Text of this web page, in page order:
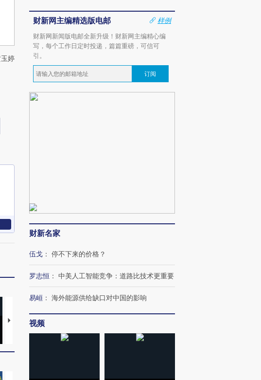
婷
视线｜HYROX的吸金
术：是什么让中产们甘
财新网主编精选版电邮
样例
财新网新闻版电邮全新升级！财新网主编精心编
写，每个工作日定时投递，篇篇重磅，可信可
引。
订阅
财新名家
伍戈 ： 停不下来的价格？
罗志恒 ： 中美人工智能竞争：道路比技术更重要
易峘 ： 海外能源供给缺口对中国的影响
视频